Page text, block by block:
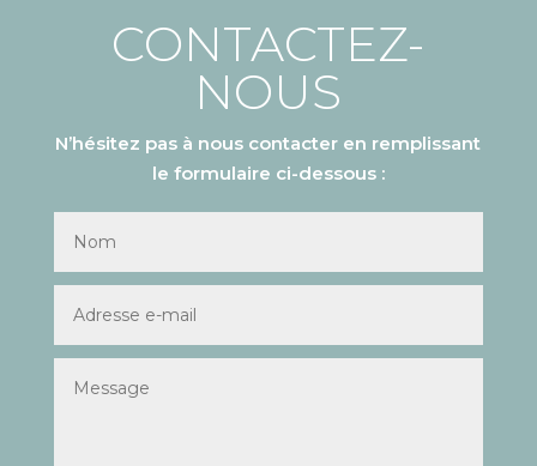
CONTACTEZ-
NOUS
N’hésitez pas à nous contacter en remplissant
le formulaire ci-dessous :